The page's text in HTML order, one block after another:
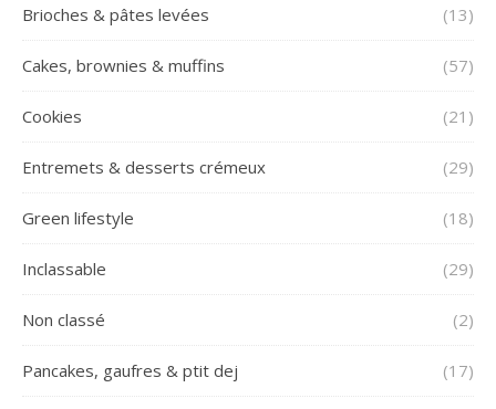
Brioches & pâtes levées (13)
Cakes, brownies & muffins (57)
Cookies (21)
Entremets & desserts crémeux (29)
Green lifestyle (18)
Inclassable (29)
Non classé (2)
Pancakes, gaufres & ptit dej (17)